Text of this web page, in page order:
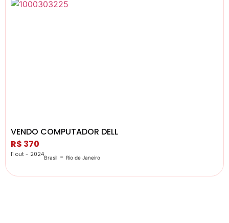
VENDO COMPUTADOR DELL
R$ 370
11 out - 2024Brasil - Rio de Janeiro